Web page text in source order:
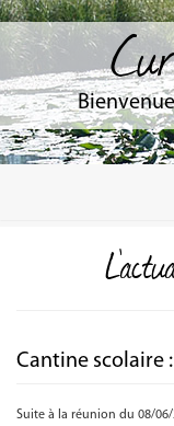
Cantine scolaire
Suite à la réunion du 08/